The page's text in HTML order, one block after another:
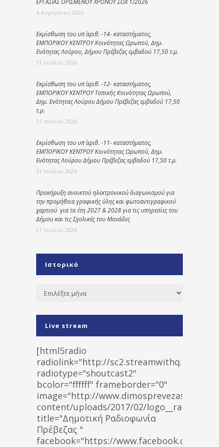
6 Αυγούστου 2026
Εκμίσθωση του υπ΄ αριθ. -14- καταστήματος,
ΕΜΠΟΡΙΚΟΥ ΚΕΝΤΡΟΥ Κοινότητας Ωρωπού, Δημ.
Ενότητας Λούρου, Δήμου Πρέβεζας εμβαδού 17,50 τ.μ.
31 Ιουλίου 2026
Εκμίσθωση του υπ΄ αριθ. -12- καταστήματος,
ΕΜΠΟΡΙΚΟΥ ΚΕΝΤΡΟΥ Τοπικής Κοινότητας Ωρωπού,
Δημ. Ενότητας Λούρου Δήμου Πρέβεζας εμβαδού 17,50
τ.μ.
31 Ιουλίου 2026
Εκμίσθωση του υπ΄ αριθ. -11- καταστήματος,
ΕΜΠΟΡΙΚΟΥ ΚΕΝΤΡΟΥ Κοινότητας Ωρωπού, Δημ.
Ενότητας Λούρου Δήμου Πρέβεζας εμβαδού 17,50 τ.μ.
31 Ιουλίου 2026
Προκήρυξη ανοικτού ηλεκτρονικού διαγωνισμού για
την προμήθεια γραφικής ύλης και φωτοαντιγραφικού
χαρτιού για τα έτη 2027 & 2028 για τις υπηρεσίες του
Δήμου και τις Σχολικές του Μονάδες
21 Ιουλίου 2026
Ιστορικό
Ιστορικό
Live stream
[html5radio
radiolink="http://
radiotype="shoutcast2"
bcolor="ffffff" frameborder="0"
image="http://www.dimosprevezas.gr/wp-
content/uploads/2017/02/
title="Δημοτική Ραδιοφωνία
Πρέβεζας "
facebook="https://www.facebook.com/